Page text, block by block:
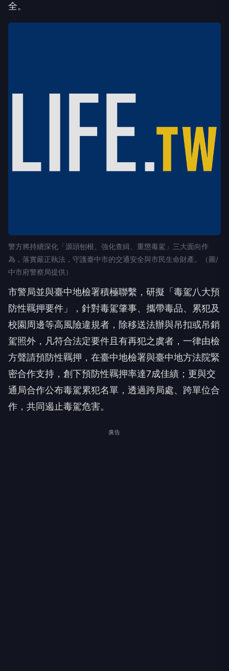
全。
警方將持續深化「源頭刨根、強化查緝、重懲毒駕」三大面向作
為，落實嚴正執法，守護臺中市的交通安全與市民生命財產。（圖/
中市府警察局提供）
市警局並與臺中地檢署積極聯繫，研擬「毒駕八大預
防性羈押要件」，針對毒駕肇事、攜帶毒品、累犯及
校園周邊等高風險違規者，除移送法辦與吊扣或吊銷
駕照外，凡符合法定要件且有再犯之虞者，一律由檢
方聲請預防性羈押，在臺中地檢署與臺中地方法院緊
密合作支持，創下預防性羈押率達7成佳績；更與交
通局合作公布毒駕累犯名單，透過跨局處、跨單位合
作，共同遏止毒駕危害。
廣告